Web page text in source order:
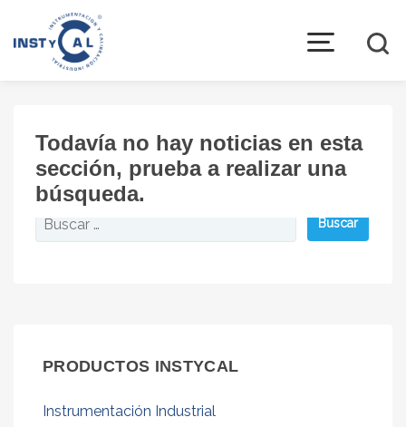
open
menu
Quiénes somos
Instrumentación
Marcas representadas
Automatización Industrial
Servicios
Todavía no hay noticias en esta
sección, prueba a realizar una
búsqueda.
Buscar:
PRODUCTOS INSTYCAL
Instrumentación Industrial